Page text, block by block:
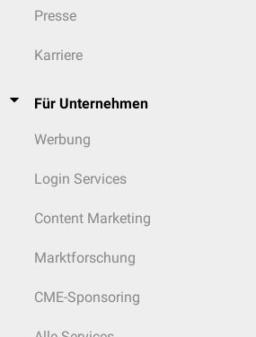
Presse
Karriere
Für Unternehmen
Werbung
Login Services
Content Marketing
Marktforschung
CME-Sponsoring